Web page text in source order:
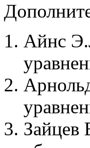
Айнс